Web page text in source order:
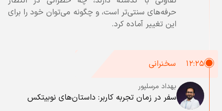
حرفه‌های سنتی‌تر است، و چگونه می‌توان خود را برای
این تغییر آماده کرد.
۱۲:۲۵ سخنرانی
بهداد مرسلپور
سفر در زمان تجربه کاربر: داستان‌های نوبیتکس